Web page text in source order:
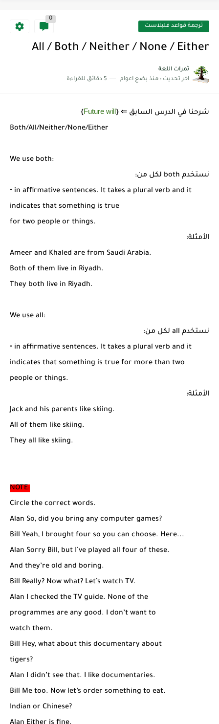
The Winter Surpriseترجمة قواعد فلبلاست
0
All / Both / Neither / None / Either
ثمرات اللغة
اخر تحديث : منذ بضع اعوام 5 دقائق للقراءة
شرحنا في الدرس السابق ⇐ {Future will
}
Both/All/Neither/None/Either
We use both:
نستخدم both لكل من:
• in affirmative sentences. It takes a plural verb and it
indicates that something is true
for two people or things.
الأمثلة:
Ameer and Khaled are from Saudi Arabia.
Both of them live in Riyadh.
They both live in Riyadh.
We use all:
نستخدم all لكل من:
• in affirmative sentences. It takes a plural verb and it
indicates that something is true for more than two
people or things.
الأمثلة:
Jack and his parents like skiing.
All of them like skiing.
They all like skiing.
NOTE:
Circle the correct words.
Alan So, did you bring any computer games?
Bill Yeah, I brought four so you can choose. Here...
Alan Sorry Bill, but I’ve played all four of these.
And they’re old and boring.
Bill Really? Now what? Let’s watch TV.
Alan I checked the TV guide. None of the
programmes are any good. I don’t want to
watch them.
Bill Hey, what about this documentary about
tigers?
Alan I didn’t see that. I like documentaries.
Bill Me too. Now let’s order something to eat.
Indian or Chinese?